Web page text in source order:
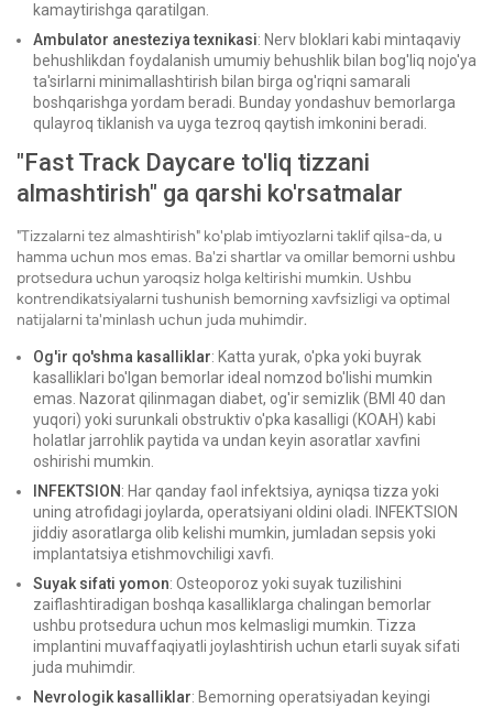
kamaytirishga qaratilgan.
Ambulator anesteziya texnikasi: Nerv bloklari kabi mintaqaviy
behushlikdan foydalanish umumiy behushlik bilan bog'liq nojo'ya
ta'sirlarni minimallashtirish bilan birga og'riqni samarali
boshqarishga yordam beradi. Bunday yondashuv bemorlarga
qulayroq tiklanish va uyga tezroq qaytish imkonini beradi.
"Fast Track Daycare to'liq tizzani
almashtirish" ga qarshi ko'rsatmalar
"Tizzalarni tez almashtirish" ko'plab imtiyozlarni taklif qilsa-da, u
hamma uchun mos emas. Ba'zi shartlar va omillar bemorni ushbu
protsedura uchun yaroqsiz holga keltirishi mumkin. Ushbu
kontrendikatsiyalarni tushunish bemorning xavfsizligi va optimal
natijalarni ta'minlash uchun juda muhimdir.
Og'ir qo'shma kasalliklar: Katta yurak, o'pka yoki buyrak
kasalliklari bo'lgan bemorlar ideal nomzod bo'lishi mumkin
emas. Nazorat qilinmagan diabet, og'ir semizlik (BMI 40 dan
yuqori) yoki surunkali obstruktiv o'pka kasalligi (KOAH) kabi
holatlar jarrohlik paytida va undan keyin asoratlar xavfini
oshirishi mumkin.
INFEKTSION: Har qanday faol infektsiya, ayniqsa tizza yoki
uning atrofidagi joylarda, operatsiyani oldini oladi. INFEKTSION
jiddiy asoratlarga olib kelishi mumkin, jumladan sepsis yoki
implantatsiya etishmovchiligi xavfi.
Suyak sifati yomon: Osteoporoz yoki suyak tuzilishini
zaiflashtiradigan boshqa kasalliklarga chalingan bemorlar
ushbu protsedura uchun mos kelmasligi mumkin. Tizza
implantini muvaffaqiyatli joylashtirish uchun etarli suyak sifati
juda muhimdir.
Nevrologik kasalliklar: Bemorning operatsiyadan keyingi